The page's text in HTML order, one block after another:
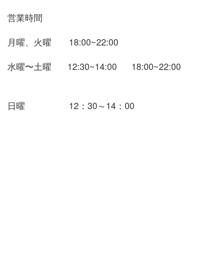
営業時間
月曜、火曜 18:00~22:00
​水曜〜土曜 12:30~14:00 18:00~22:00
日曜 12：30～14：00